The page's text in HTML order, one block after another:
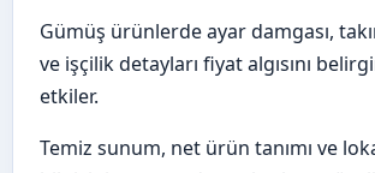
Gümüş ürünlerde ayar damgası,
ve işçilik detayları fiyat algısını
etkiler.
Temiz sunum, net ürün tanımı ve